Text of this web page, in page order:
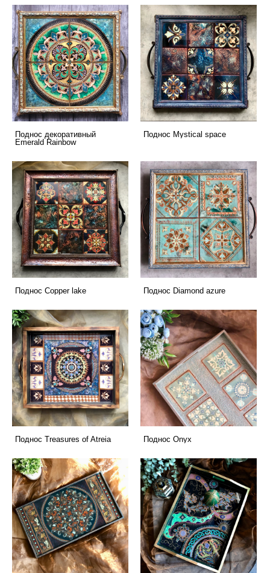
Поднос декоративный
Emerald Rainbow
Поднос Mystical space
Поднос Copper lake Поднос Diamond azure
Поднос Treasures of Atreia Поднос Onyx